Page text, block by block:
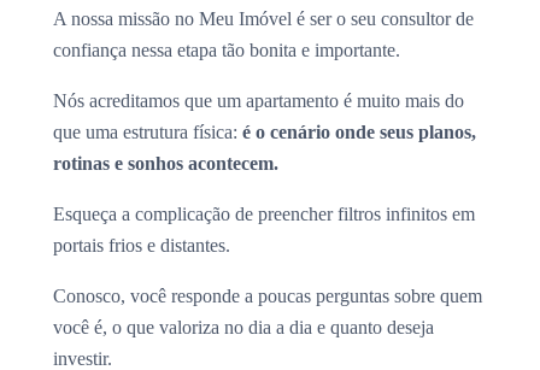
A nossa missão no Meu Imóvel é ser o seu consultor de
confiança nessa etapa tão bonita e importante.
Nós acreditamos que um apartamento é muito mais do
que uma estrutura física: é o cenário onde seus planos,
rotinas e sonhos acontecem.
Esqueça a complicação de preencher filtros infinitos em
portais frios e distantes.
Conosco, você responde a poucas perguntas sobre quem
você é, o que valoriza no dia a dia e quanto deseja
investir.